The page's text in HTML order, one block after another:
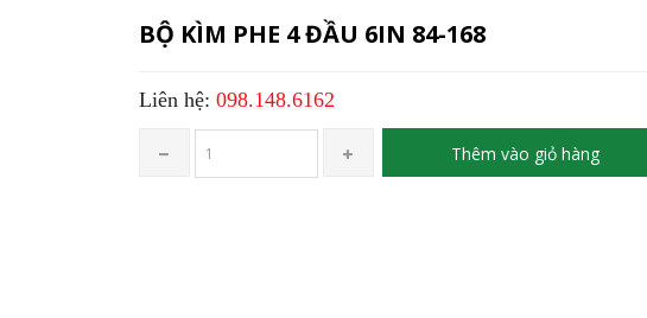
BỘ KÌM PHE 4 ĐẦU 6IN 84-168
Liên hệ: 098.148.6162
Thêm vào giỏ hàng